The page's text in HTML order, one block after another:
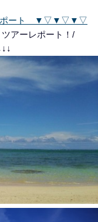
ポート ▼▽▼▽▼▽
アーレポート！/